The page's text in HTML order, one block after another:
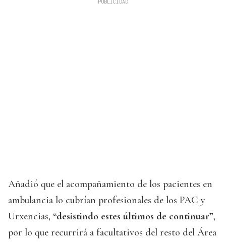
Añadió que el acompañamiento de los pacientes en
ambulancia lo cubrían profesionales de los PAC y
Urxencias, “desistindo estes últimos de continuar”,
por lo que recurrirá a facultativos del resto del Área